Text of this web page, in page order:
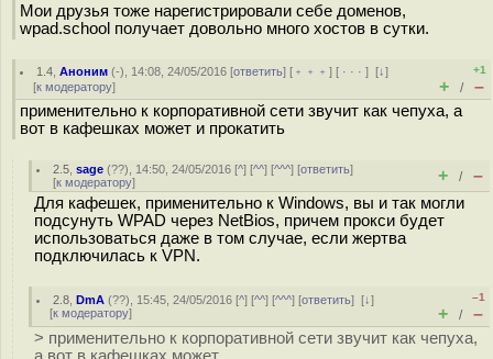
Мои друзья тоже нарегистрировали себе доменов,
wpad.school получает довольно много хостов в сутки.
1.4 ,Аноним (-), 14:08, 24/05/2016 [ответить] [ ﹢﹢﹢] [ · · ·][↓]
[к модератору]
+1
+ / –
применительно к корпоративной сети звучит как чепуха, а
вот в кафешках может и прокатить
2.5 ,sage (??), 14:50, 24/05/2016 [^] [^^] [^^^] [ответить]
[к модератору] + / –
Для кафешек, применительно к Windows, вы и так могли
подсунуть WPAD через NetBios, причем прокси будет
использоваться даже в том случае, если жертва
подключилась к VPN.
2.8 ,DmA (??), 15:45, 24/05/2016 [^] [^^] [^^^] [ответить][↓]
[к модератору]
–1
+ / –
> применительно к корпоративной сети звучит как чепуха,